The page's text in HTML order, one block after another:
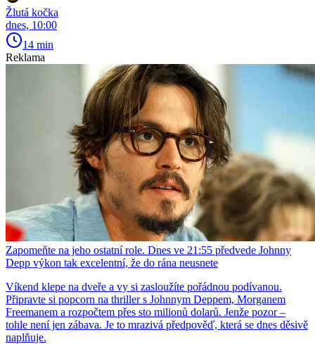
Žlutá kočka
dnes, 10:00
14 min
Reklama
Zapomeňte na jeho ostatní role. Dnes ve 21:55 předvede Johnny
Depp výkon tak excelentní, že do rána neusnete
Víkend klepe na dveře a vy si zasloužíte pořádnou podívanou.
Připravte si popcorn na thriller s Johnnym Deppem, Morganem
Freemanem a rozpočtem přes sto milionů dolarů. Jenže pozor –
tohle není jen zábava. Je to mrazivá předpověď, která se dnes děsivě
naplňuje.